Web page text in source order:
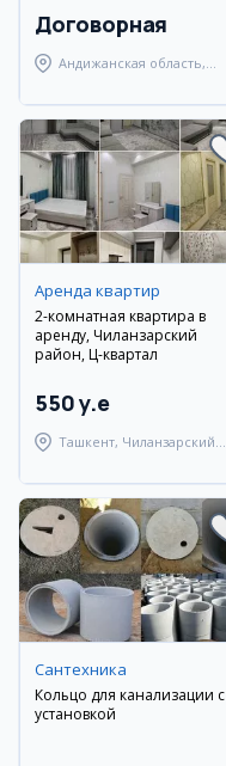
Договорная
Андижанская область,
Аренда квартир
2-комнатная квартира в
аренду, Чиланзарский
район, Ц-квартал
550 y.e
Ташкент, Чиланзарский
Сантехника
Кольцо для канализации с
установкой